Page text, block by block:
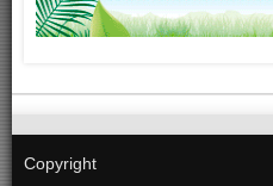
Copyright